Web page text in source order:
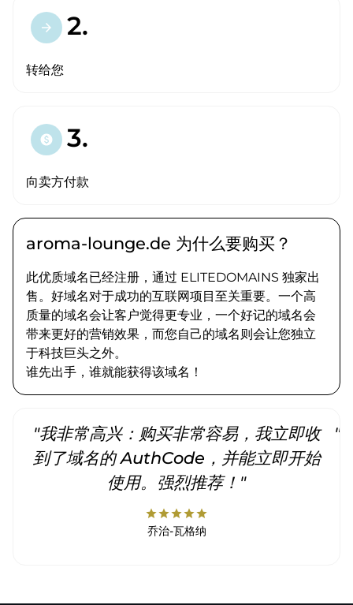
arrow_forward 2.
转给您
paid 3.
向卖方付款
aroma-lounge.de 为什么要购买？
此优质域名已经注册，通过 ELITEDOMAINS 独家出
售。好域名对于成功的互联网项目至关重要。一个高
质量的域名会让客户觉得更专业，一个好记的域名会
带来更好的营销效果，而您自己的域名则会让您独立
于科技巨头之外。
谁先出手，谁就能获得该域名！
"我非常高兴：购买非常容易，我立即收
到了域名的 AuthCode，并能立即开始
使用。强烈推荐！"
starstarstarstarstar
乔治-瓦格纳
"